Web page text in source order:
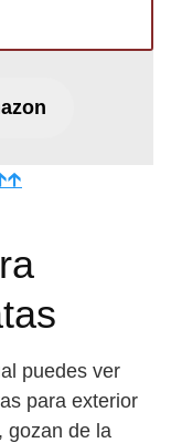
puedes ver
para exterior
gozan de la